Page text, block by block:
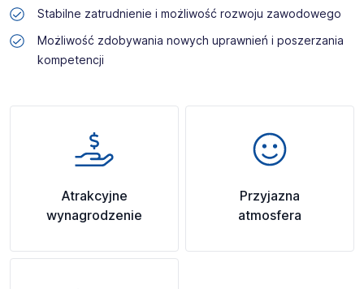
Stabilne zatrudnienie i możliwość rozwoju zawodowego
Możliwość zdobywania nowych uprawnień i poszerzania
kompetencji
Atrakcyjne
wynagrodzenie
Przyjazna
atmosfera